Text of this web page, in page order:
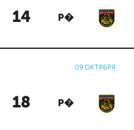
14 Р�
09 ОКТЯБРЯ
18 Р�